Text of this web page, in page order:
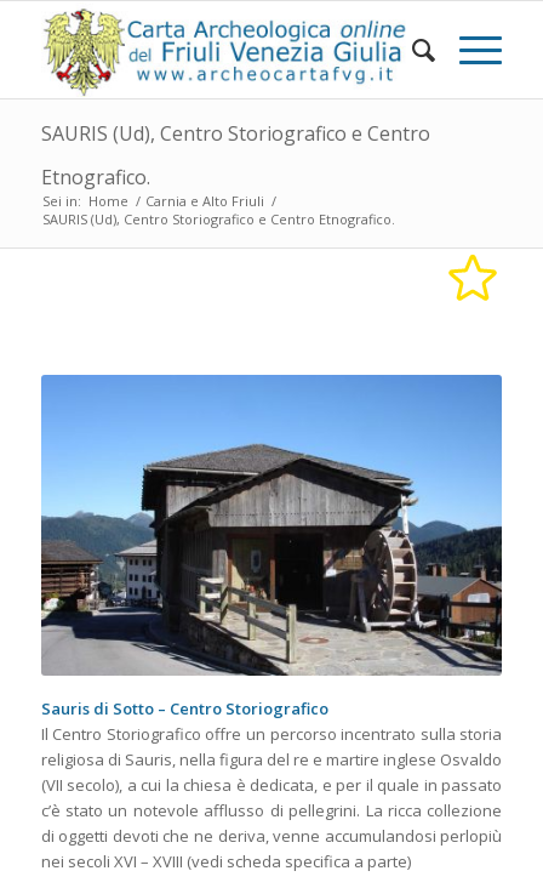
SAURIS (Ud), Centro Storiografico e Centro
Etnografico.
Sei in: Home / Carnia e Alto Friuli /
SAURIS (Ud), Centro Storiografico e Centro Etnografico.
Sauris di Sotto – Centro Storiografico
Il Centro Storiografico offre un percorso incentrato sulla storia
religiosa di Sauris, nella figura del re e martire inglese Osvaldo
(VII secolo), a cui la chiesa è dedicata, e per il quale in passato
c’è stato un notevole afflusso di pellegrini. La ricca collezione
di oggetti devoti che ne deriva, venne accumulandosi perlopiù
nei secoli XVI – XVIII (vedi scheda specifica a parte)